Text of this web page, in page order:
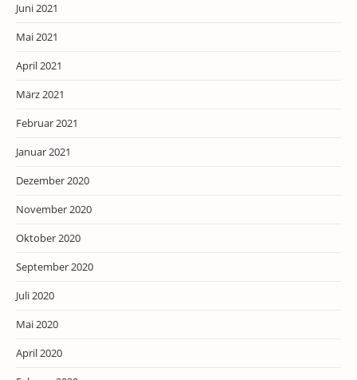
Juni 2021
Mai 2021
April 2021
März 2021
Februar 2021
Januar 2021
Dezember 2020
November 2020
Oktober 2020
September 2020
Juli 2020
Mai 2020
April 2020